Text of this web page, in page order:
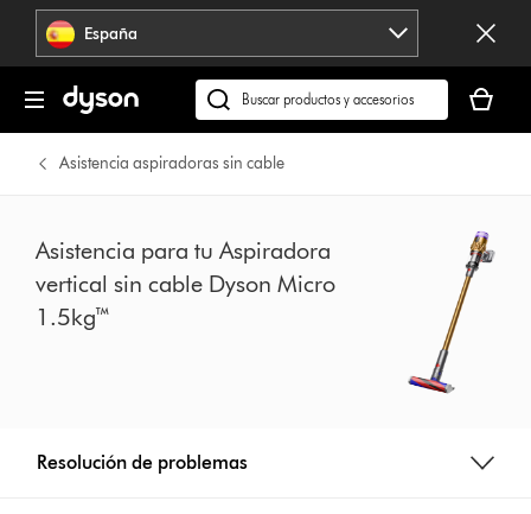
Omitir
navegación España
Buscar
en
dyson.es
cesta
está
Asistencia aspiradoras sin cable
Asistencia para tu Aspiradora
vertical sin cable Dyson Micro
1.5kg™
Resolución de problemas